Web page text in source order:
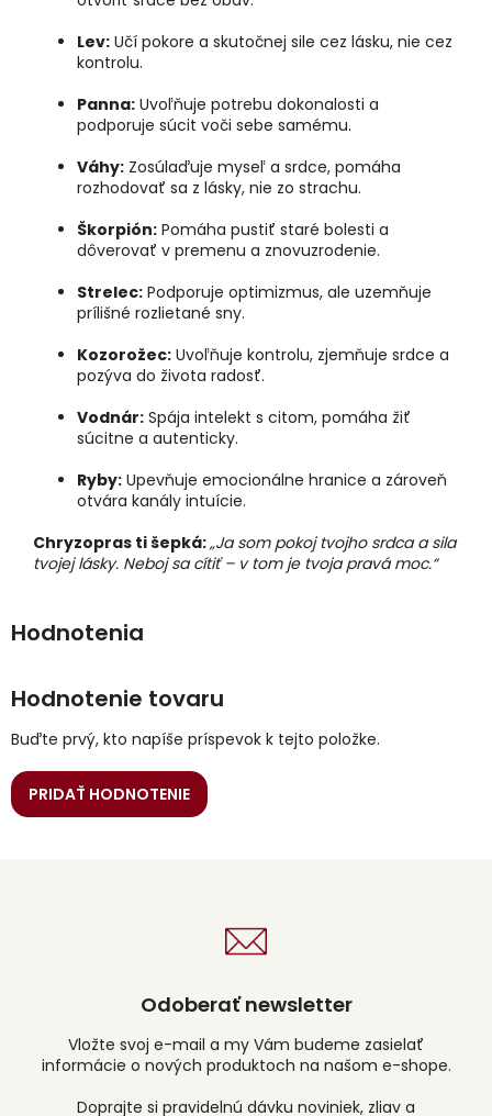
Lev: Učí pokore a skutočnej sile cez lásku, nie cez
kontrolu.
Panna: Uvoľňuje potrebu dokonalosti a
podporuje súcit voči sebe samému.
Váhy: Zosúlaďuje myseľ a srdce, pomáha
rozhodovať sa z lásky, nie zo strachu.
Škorpión: Pomáha pustiť staré bolesti a
dôverovať v premenu a znovuzrodenie.
Strelec: Podporuje optimizmus, ale uzemňuje
prílišné rozlietané sny.
Kozorožec: Uvoľňuje kontrolu, zjemňuje srdce a
pozýva do života radosť.
Vodnár: Spája intelekt s citom, pomáha žiť
súcitne a autenticky.
Ryby: Upevňuje emocionálne hranice a zároveň
otvára kanály intuície.
Chryzopras ti šepká:„Ja som pokoj tvojho srdca a sila
tvojej lásky. Neboj sa cítiť – v tom je tvoja pravá moc.“
Hodnotenie tovaru
Buďte prvý, kto napíše príspevok k tejto položke.
PRIDAŤ HODNOTENIE
Odoberať newsletter
Vložte svoj e-mail a my Vám budeme zasielať
informácie o nových produktoch na našom e-shope.